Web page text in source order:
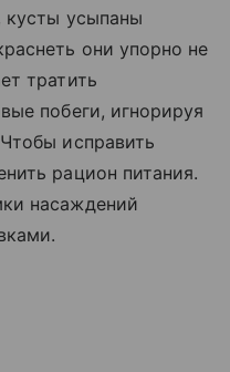
кусты усыпаны
они упорно не
тратить
побеги, игнорируя
исправить
рацион питания.
насаждений